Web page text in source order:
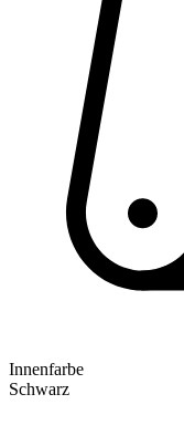
Innenfarbe
Schwarz